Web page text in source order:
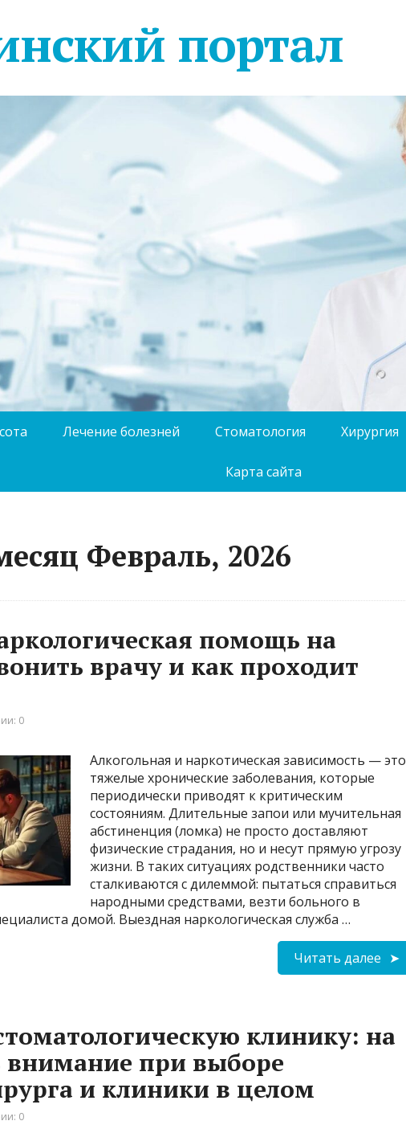
портал
Лечение болезней Стоматология Хирургия
Карта сайта
Февраль, 2026
помощь на
врачу и как проходит
0
Алкогольная и наркотическая зависимость — это
тяжелые хронические заболевания, которые
периодически приводят к критическим
состояниям. Длительные запои или мучительная
абстиненция (ломка) не просто доставляют
физические страдания, но и несут прямую угрозу
жизни. В таких ситуациях родственники часто
сталкиваются с дилеммой: пытаться справиться
народными средствами, везти больного в
домой. Выездная наркологическая служба …
Читать далее
клинику: на
внимание при выборе
и клиники в целом
0